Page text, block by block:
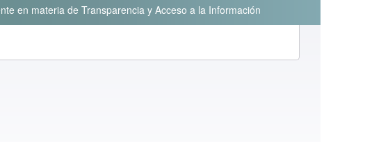
en materia de Transparencia y Acceso a la Información